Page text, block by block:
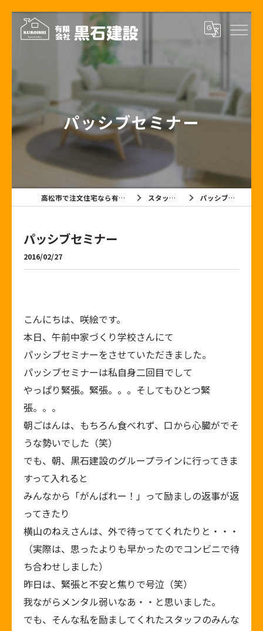
パッシブセミナー
高松市で注文住宅なら有限会社黒石建設 スタッフブログ パッシブセミナー
パッシブセミナー
2016/02/27
こんにちは、咲絵です。
本日、午前中家づくり学校さんにて
パッシブセミナーをさせていただきました。
パッシブセミナーは私自身二回目でして
やっぱり緊張。緊張。。。そしてもひとつ緊
張。。。
朝ごはんは、もちろん食べれず、口から心臓がでそ
うな勢いでした（笑）
でも、朝、黒石建設のグループラインに行ってきま
すって入れると
みんなから「がんばれー！」って励ましの返事が返
ってきたり
横山のねえさんは、外で待っててくれたりと・・・
（実際は、思ったよりも早かったのでコンビニで待
ち合わせしました）
昨日は、緊張と不安と焦りで号泣（笑）
我ながらメンタル弱いなあ・・と思いました。
でも、そんな私を励ましてくれたスタッフのみんな